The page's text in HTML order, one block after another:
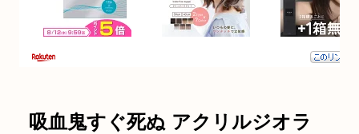
吸血鬼すぐ死ぬ アクリルジオラ